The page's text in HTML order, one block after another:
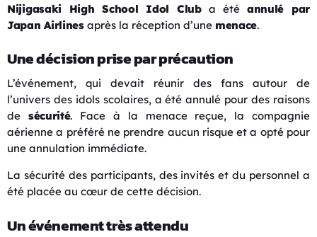
Nijigasaki High School Idol Cluba été annulé par
Japan Airlinesaprès la réception d’une menace.
Une décision prise par précaution
L’événement, qui devait réunir des fans autour de
l’univers des idols scolaires, a été annulé pour des raisons
de sécurité. Face à la menace reçue, la compagnie
aérienne a préféré ne prendre aucun risque et a opté pour
une annulation immédiate.
La sécurité des participants, des invités et du personnel a
été placée au cœur de cette décision.
Un événement très attendu